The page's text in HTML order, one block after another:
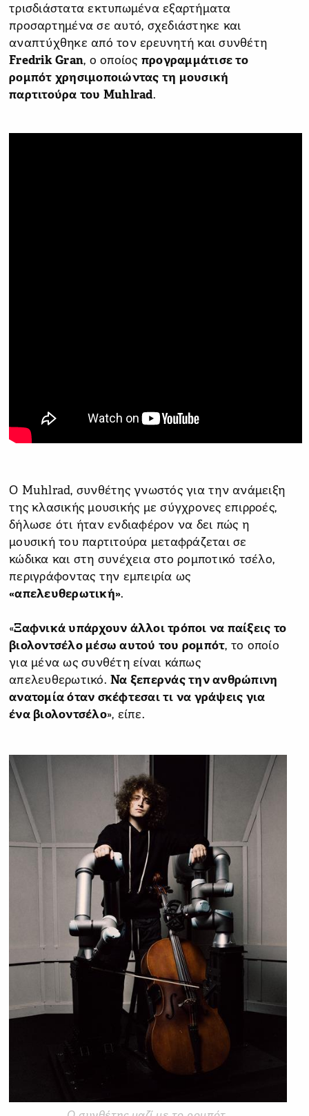
τρισδιάστατα εκτυπωμένα εξαρτήματα
προσαρτημένα σε αυτό, σχεδιάστηκε και
αναπτύχθηκε από τον ερευνητή και συνθέτη
Fredrik Gran, ο οποίος προγραμμάτισε το
ρομπότ χρησιμοποιώντας τη μουσική
παρτιτούρα του Muhlrad.
Ο Muhlrad, συνθέτης γνωστός για την ανάμειξη
της κλασικής μουσικής με σύγχρονες επιρροές,
δήλωσε ότι ήταν ενδιαφέρον να δει πώς η
μουσική του παρτιτούρα μεταφράζεται σε
κώδικα και στη συνέχεια στο ρομποτικό τσέλο,
περιγράφοντας την εμπειρία ως
«απελευθερωτική».
«Ξαφνικά υπάρχουν άλλοι τρόποι να παίξεις το
βιολοντσέλο μέσω αυτού του ρομπότ, το οποίο
για μένα ως συνθέτη είναι κάπως
απελευθερωτικό. Να ξεπερνάς την ανθρώπινη
ανατομία όταν σκέφτεσαι τι να γράψεις για
ένα βιολοντσέλο», είπε.